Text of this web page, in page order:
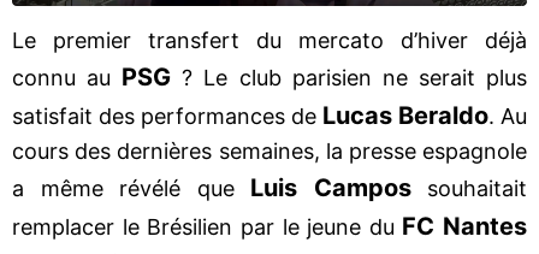
Le premier transfert du mercato d’hiver déjà
connu au PSG? Le club parisien ne serait plus
satisfait des performances de Lucas Beraldo. Au
cours des dernières semaines, la presse espagnole
a même révélé que Luis Campossouhaitait
remplacer le Brésilien par le jeune du FC Nantes